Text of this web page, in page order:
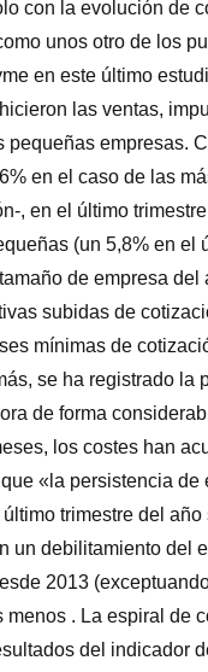
con la evolución de
unos otro de los
en este último
las ventas,
pequeñas empresas.
en el caso de las
, en el último
(un 5,8% en el
de empresa
subidas de
mínimas de
se ha registrado la
de forma
los costes han
«la persistencia
último trimestre del
un debilitamiento del
2013
menos . La espiral de
del indicador